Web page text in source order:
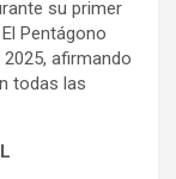
su primer
Pentágono
afirmando
todas las